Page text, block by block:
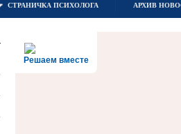
СТРАНИЧКА ПСИХОЛОГА АРХИВ
Решаем вместе